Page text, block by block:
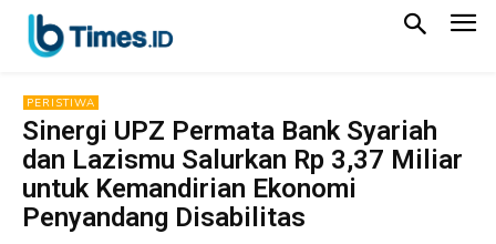
PERISTIWA
Sinergi UPZ Permata Bank Syariah
dan Lazismu Salurkan Rp 3,37 Miliar
untuk Kemandirian Ekonomi
Penyandang Disabilitas